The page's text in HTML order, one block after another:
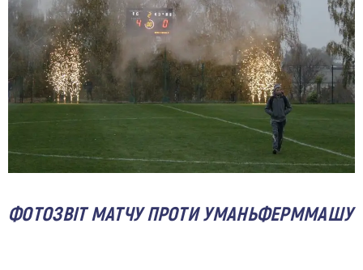
ФОТОЗВІТ МАТЧУ ПРОТИ УМАНЬФЕРММАШУ